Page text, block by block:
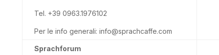
Tel. +39 0963.1976102
Per le info generali: info@sprachcaffe.com
Sprachforum